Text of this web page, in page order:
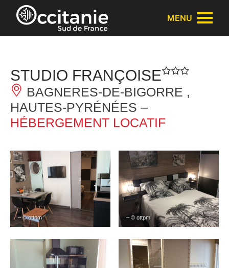
Panneau de gestion des cookies
MENU
STUDIO FRANÇOISE
BAGNERES-DE-BIGORRE ,
HAUTES-PYRÉNÉES –
HÉBERGEMENT LOCATIF
– © ottpm – © ottpm